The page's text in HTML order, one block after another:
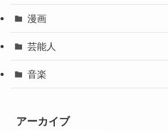
漫画
芸能人
音楽
アーカイブ